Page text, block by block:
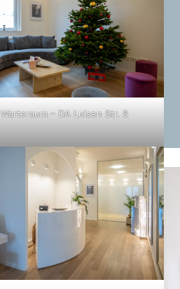
Warteraum – DA Luisen Str. 8